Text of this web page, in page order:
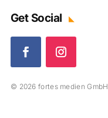
Get Social
© 2026 fortes medien GmbH